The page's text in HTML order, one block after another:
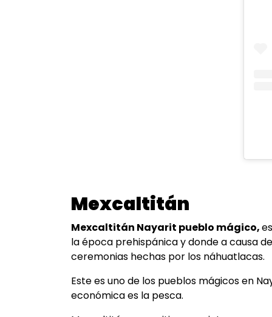
Mexcaltitán
Mexcaltitán Nayarit pueblo mágico,
la época prehispánica y donde a causa
ceremonias hechas por los náhuatlacas.
Este es uno de los pueblos mágicos en
económica es la pesca.